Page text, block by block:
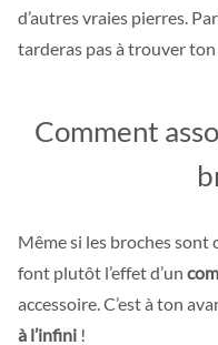
d’autres vraies pierres.
tarderas pas à trouver
Comment
Même si les broches sont
font plutôt l’effet d’un
accessoire. C’est à ton
à l’infini !